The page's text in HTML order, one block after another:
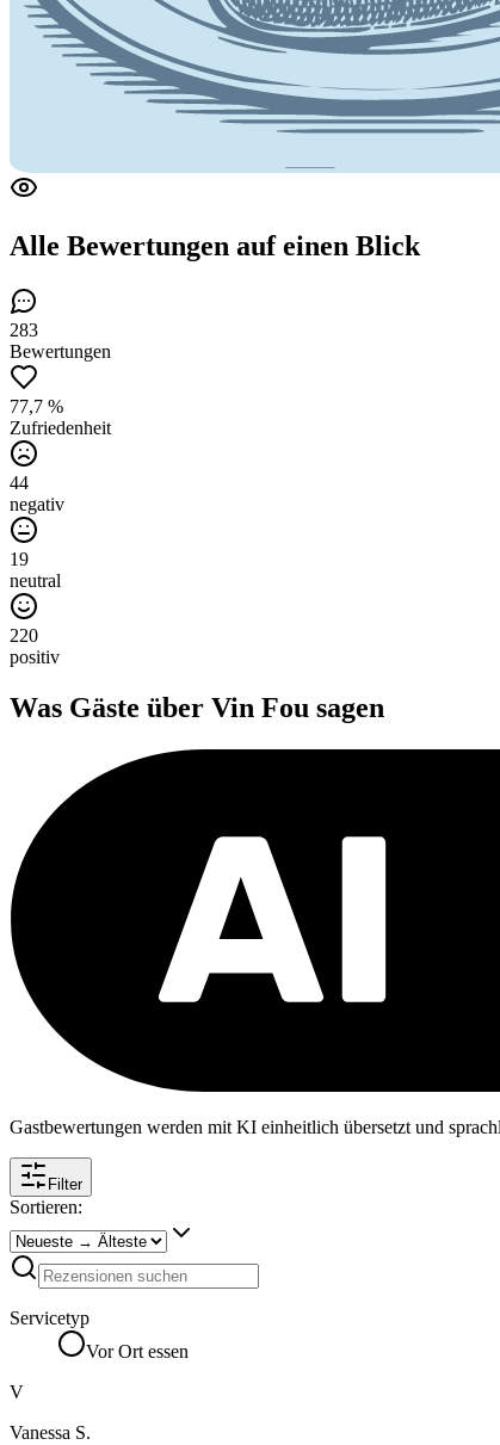
Alle Bewertungen auf einen Blick
283
Bewertungen
77,7 %
Zufriedenheit
44
negativ
19
neutral
220
positiv
Was Gäste über Vin Fou sagen
Gastbewertungen werden mit KI einheitlich übersetzt und
Filter
Sortieren:
Servicetyp
Vor Ort essen
V
Vanessa S.